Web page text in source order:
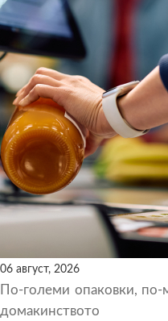
06 август, 2026
По-големи опаковки, по-
домакинството